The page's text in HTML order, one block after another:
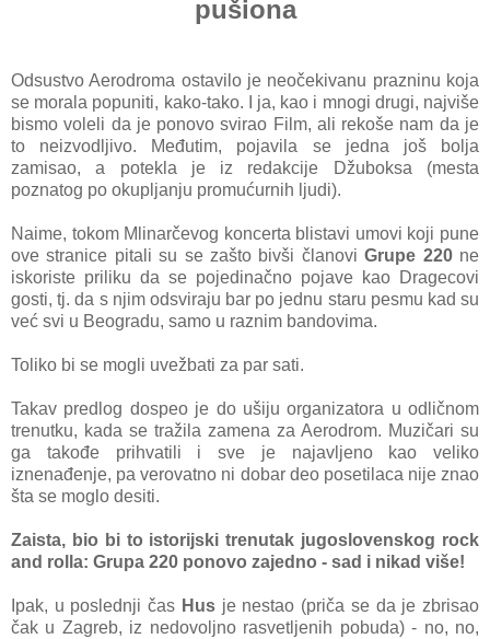
pušiona
Odsustvo Aerodroma ostavilo je neočekivanu prazninu koja
se morala popuniti, kako-tako. I ja, kao i mnogi drugi, najviše
bismo voleli da je ponovo svirao Film, ali rekoše nam da je
to neizvodljivo. Međutim, pojavila se jedna još bolja
zamisao, a potekla je iz redakcije Džuboksa (mesta
poznatog po okupljanju promućurnih ljudi).
Naime, tokom Mlinarčevog koncerta blistavi umovi koji pune
ove stranice pitali su se zašto bivši članoviGrupe 220ne
iskoriste priliku da se pojedinačno pojave kao Dragecovi
gosti, tj. da s njim odsviraju bar po jednu staru pesmu kad su
već svi u Beogradu, samo u raznim bandovima.
Toliko bi se mogli uvežbati za par sati.
Takav predlog dospeo je do ušiju organizatora u odličnom
trenutku, kada se tražila zamena za Aerodrom. Muzičari su
ga takođe prihvatili i sve je najavljeno kao veliko
iznenađenje, pa verovatno ni dobar deo posetilaca nije znao
šta se moglo desiti.
Zaista, bio bi to istorijski trenutak jugoslovenskog rock
and rolla: Grupa 220 ponovo zajedno - sad i nikad više!
Ipak, u poslednji čas Husje nestao (priča se da je zbrisao
čak u Zagreb, iz nedovoljno rasvetljenih pobuda) - no, no,